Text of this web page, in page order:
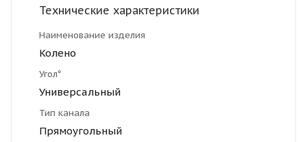
Технические характеристики
Наименование изделия
Колено
Угол°
Универсальный
Тип канала
Прямоугольный